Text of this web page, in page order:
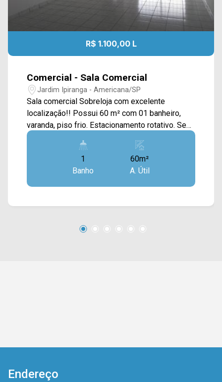
R$ 1.100,00 L
Comercial - Sala Comercial
Jardim Ipiranga - Americana/SP
Sala comercial Sobreloja com excelente
localização!! Possui 60 m² com 01 banheiro,
varanda, piso frio. Estacionamento rotativo. Se
interessou? Entre em contato com a nossa
equipe de locação e agende a sua visita!! (19)
97169-1100 / (19) 3475-4546
1
Banho
60m²
A. Útil
Endereço